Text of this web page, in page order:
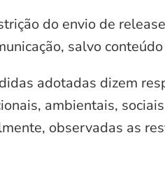
do envio de
salvo
adotadas dizem
ambientais,
observadas as